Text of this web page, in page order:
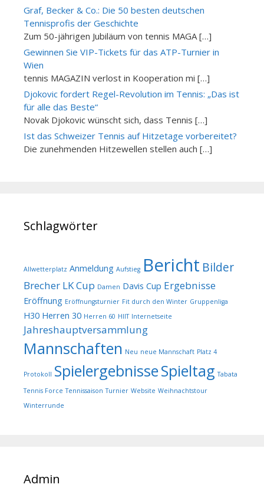
Graf, Becker & Co.: Die 50 besten deutschen
Tennisprofis der Geschichte
Zum 50-jährigen Jubiläum von tennis MAGA […]
Gewinnen Sie VIP-Tickets für das ATP-Turnier in
Wien
tennis MAGAZIN verlost in Kooperation mi […]
Djokovic fordert Regel-Revolution im Tennis: „Das ist
für alle das Beste“
Novak Djokovic wünscht sich, dass Tennis […]
Ist das Schweizer Tennis auf Hitzetage vorbereitet?
Die zunehmenden Hitzewellen stellen auch […]
Schlagwörter
Allwetterplatz Anmeldung Aufstieg Bericht Bilder
Brecher LK Cup Damen Davis Cup Ergebnisse
Eröffnung Eröffnungsturnier Fit durch den Winter Gruppenliga
H30 Herren 30 Herren 60 HIIT Internetseite
Jahreshauptversammlung
Mannschaften Neu neue Mannschaft Platz 4
Protokoll SpielergebnisseSpieltag Tabata
Tennis Force Tennissaison Turnier Website Weihnachtstour
Winterrunde
Admin